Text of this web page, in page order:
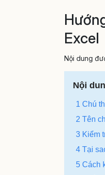
Excel
Nội dung
Nội
1 Chú
2 Tên
3 Kiểm
4 Tại
5 Cách